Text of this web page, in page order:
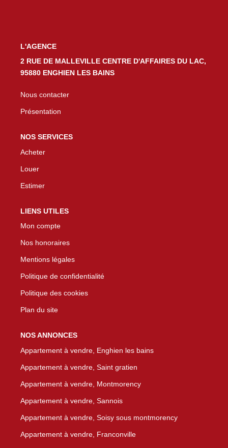
L'AGENCE
2 RUE DE MALLEVILLE CENTRE D'AFFAIRES DU LAC,
95880 ENGHIEN LES BAINS
Nous contacter
Présentation
NOS SERVICES
Acheter
Louer
Estimer
LIENS UTILES
Mon compte
Nos honoraires
Mentions légales
Politique de confidentialité
Politique des cookies
Plan du site
NOS ANNONCES
Appartement à vendre, Enghien les bains
Appartement à vendre, Saint gratien
Appartement à vendre, Montmorency
Appartement à vendre, Sannois
Appartement à vendre, Soisy sous montmorency
Appartement à vendre, Franconville